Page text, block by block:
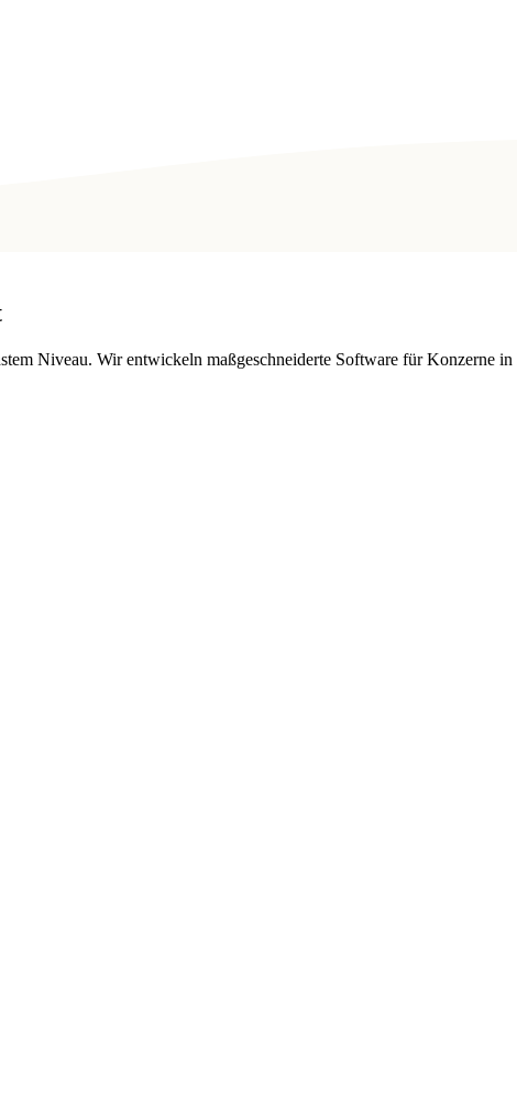
Niveau. Wir entwickeln maßgeschneiderte Software für Konzerne